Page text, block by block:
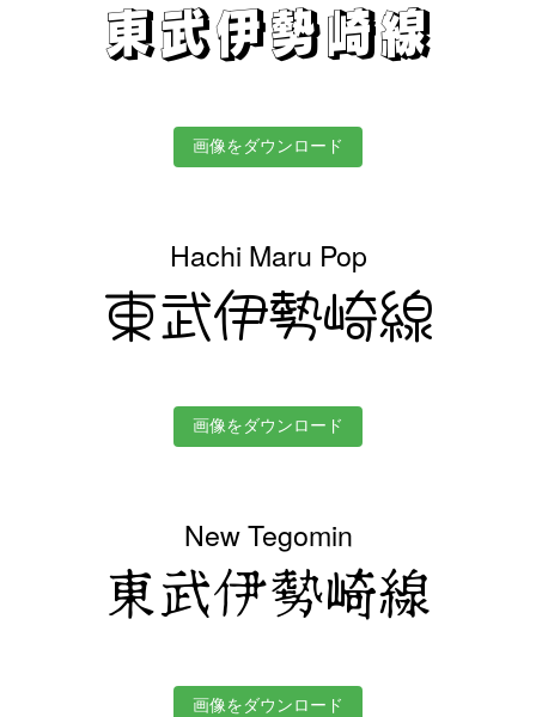
東武伊勢崎線
画像をダウンロード
Hachi Maru Pop
東武伊勢崎線
画像をダウンロード
New Tegomin
東武伊勢崎線
画像をダウンロード